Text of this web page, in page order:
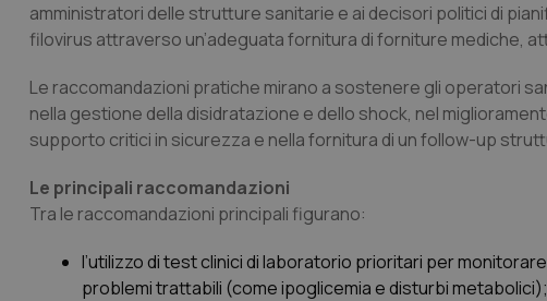
amministratori delle strutture sanitarie e ai decisori politici di
filovirus attraverso un’adeguata fornitura di forniture mediche,
Le raccomandazioni pratiche mirano a sostenere gli operatori
nella gestione della disidratazione e dello shock, nel
supporto critici in sicurezza e nella fornitura di un follow-up
Le principali raccomandazioni
Tra le raccomandazioni principali figurano:
l’utilizzo di test clinici di laboratorio prioritari per
problemi trattabili (come ipoglicemia e disturbi metabolici);